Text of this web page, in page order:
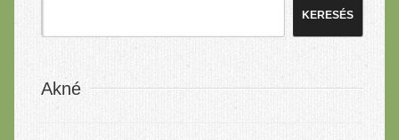
Gyógyszerek
Gyógyászati segédeszközök
Akné